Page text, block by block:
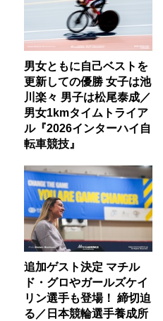
男女ともに自己ベストを
更新しての優勝 女子は池
川楽々 男子は松尾泰成／
男女1kmタイムトライア
ル『2026インターハイ自
転車競技』
追加ゲスト決定 マチル
ド・グロやガールズケイ
リン選手も登場！ 締切迫
る／日本競輪選手養成所